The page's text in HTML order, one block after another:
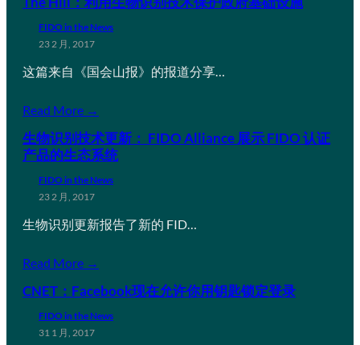
FIDO in the News
23 2 月, 2017
这篇来自《国会山报》的报道分享…
Read More →
生物识别技术更新： FIDO Alliance 展示 FIDO 认证
产品的生态系统
FIDO in the News
23 2 月, 2017
生物识别更新报告了新的 FID…
Read More →
CNET：Facebook现在允许你用钥匙锁定登录
FIDO in the News
31 1 月, 2017